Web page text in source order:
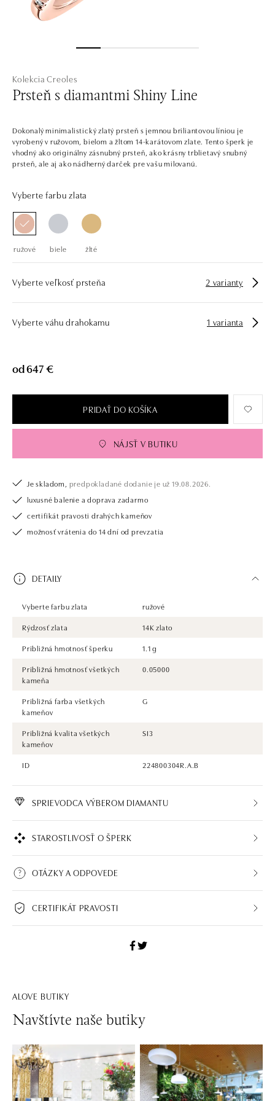
Kolekcia Creoles
Prsteň s diamantmi Shiny Line
Dokonalý minimalistický zlatý prsteň s jemnou briliantovou líniou je
vyrobený v ružovom, bielom a žltom 14-karátovom zlate. Tento šperk je
vhodný ako originálny zásnubný prsteň, ako krásny trblietavý snubný
prsteň, ale aj ako nádherný darček pre vašu milovanú.
Vyberte farbu zlata
ružové biele žlté
Vyberte veľkosť prsteňa 2 varianty
Vyberte váhu drahokamu 1 varianta
od 647 €
PRIDAŤ DO KOŠÍKA
NÁJSŤ V BUTIKU
Je skladom, predpokladané dodanie je už 19.08.2026.
luxusné balenie a doprava zadarmo
certifikát pravosti drahých kameňov
možnosť vrátenia do 14 dní od prevzatia
DETAILY
Vyberte farbu zlata
ružové
Rýdzosť zlata
14K zlato
Približná hmotnosť šperku
1.1 g
Približná hmotnosť všetkých
kameňa
0.05000
Približná farba všetkých
kameňov
G
Približná kvalita všetkých
kameňov
SI3
ID 224800304R.A.B
SPRIEVODCA VÝBEROM DIAMANTU
STAROSTLIVOSŤ O ŠPERK
OTÁZKY A ODPOVEDE
CERTIFIKÁT PRAVOSTI
ALOVE BUTIKY
Navštívte naše butiky